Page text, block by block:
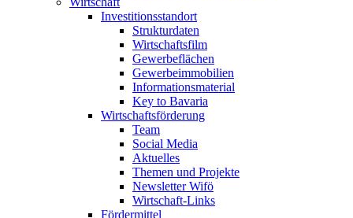
Investitionsstandort
Strukturdaten
Wirtschaftsfilm
Gewerbeflächen
Gewerbeimmobilien
Informationsmaterial
Key to Bavaria
Wirtschaftsförderung
Team
Social Media
Aktuelles
Themen und Projekte
Newsletter Wifö
Wirtschaft-Links
Fördermittel